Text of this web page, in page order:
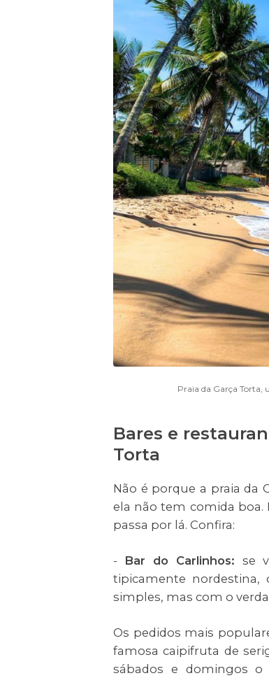
Praia da Garça
Bares e
Torta
Não é porque a praia da
ela não tem comida
passa por lá. Confira:
- Bar do Carlinhos: se
tipicamente nordestina,
simples, mas com o
Os pedidos mais
famosa caipifruta de
sábados e domingos